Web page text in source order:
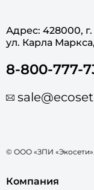
Адрес: 428000,
ул. Карла
8-800-777-
© ООО «ЗПИ
Компания